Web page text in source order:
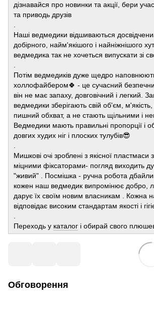
дізнавайся про новинки та акції, бери
та приводь друзів
.
Наші ведмедики відшиваються
добірного, найм'якішого і найніжнішого
ведмедика так не хочеться випускати зі
.
Потім ведмедиків дуже щедро
холлофайбером🍀 - це сучасний
він не має запаху, довговічний і легкий.
ведмедики зберігають свій об'єм, м'якість,
пишний обхват, а не стають щільними і
Ведмедики мають правильні пропорції і
довгих худих ніг і плоских тулубів😎
.
Мишкові очі зроблені з якісної пластмаси
міцними фіксаторами- погляд виходить
"живий" . Посмішка - ручна робота
кожен наш ведмедик випромінює добро,
дарує їх своїм новим власникам . Кожна
відповідає високим стандартам якості і
.
Переходь у каталог і обирай свого
Обговорення